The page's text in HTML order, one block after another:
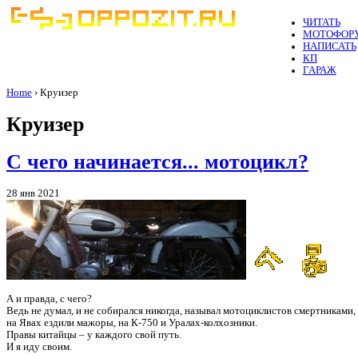
ЧИТАТЬ
НАПИСАТЬ
КП
ГАРАЖ
Home › Круизер
Круизер
С чего начинается... мотоцикл?
28 янв 2021
А и правда, с чего?
Ведь не думал, и не собирался никогда, называл мотоциклистов смертниками,
на Явах ездили мажоры, на К-750 и Уралах-колхозники.
Правы китайцы – у каждого свой путь.
И я иду своим.